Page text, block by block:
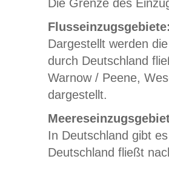
Die Grenze des
Dargestellt werden
durch Deutschland
Warnow / Peene,
dargestellt.
In Deutschland gibt
Deutschland fließt